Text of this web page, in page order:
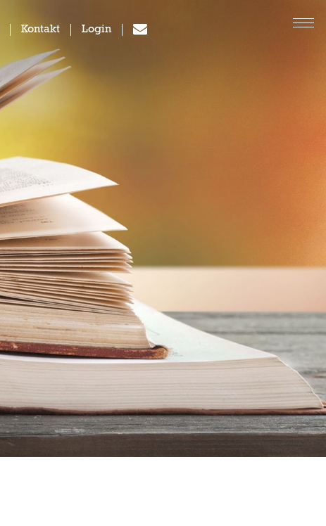
Kontakt Login